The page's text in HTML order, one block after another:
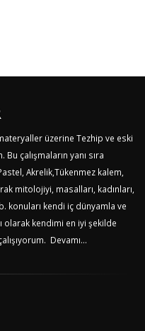
üzerine Tezhip ve eski
çalışmaların yanı sıra
Akrelik,Tükenmez kalem,
mitolojiyi, masalları, kadınları,
konuları kendi iç dünyamla ve
olarak kendimi en iyi şekilde
Devamı...